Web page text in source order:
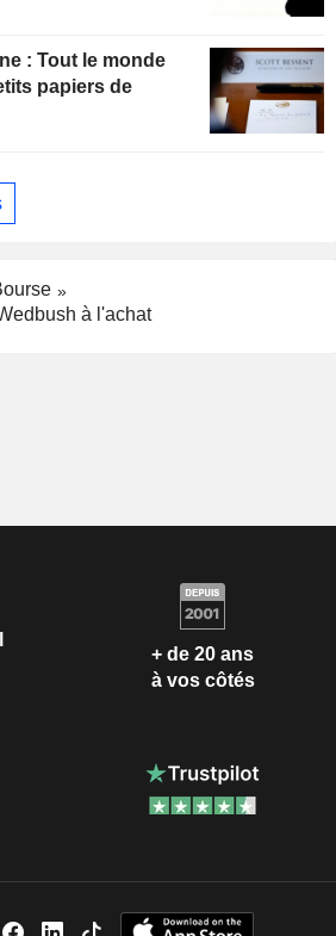
: Tout le monde
papiers de
à l'achat
+ de 20 ans
à vos côtés